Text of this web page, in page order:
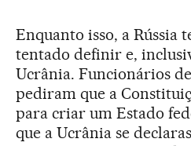
Enquanto isso, a Rússia
tentado definir e,
Ucrânia. Funcionários
pediram que a
para criar um Estado
que a Ucrânia se